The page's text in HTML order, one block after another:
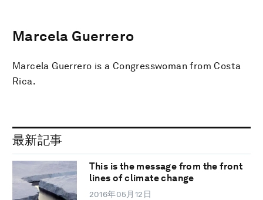
Marcela Guerrero
Marcela Guerrero is a Congresswoman from Costa
Rica.
最新記事
This is the message from the front
lines of climate change
2016年05月12日